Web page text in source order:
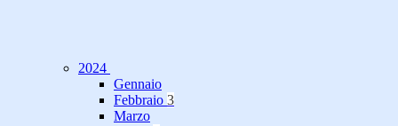
2024
Gennaio
Febbraio 3
Marzo